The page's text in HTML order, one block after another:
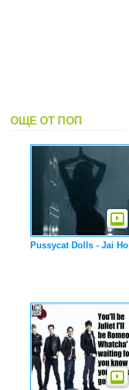
ОЩЕ ОТ ПОП
Pussycat Dolls - Jai Ho